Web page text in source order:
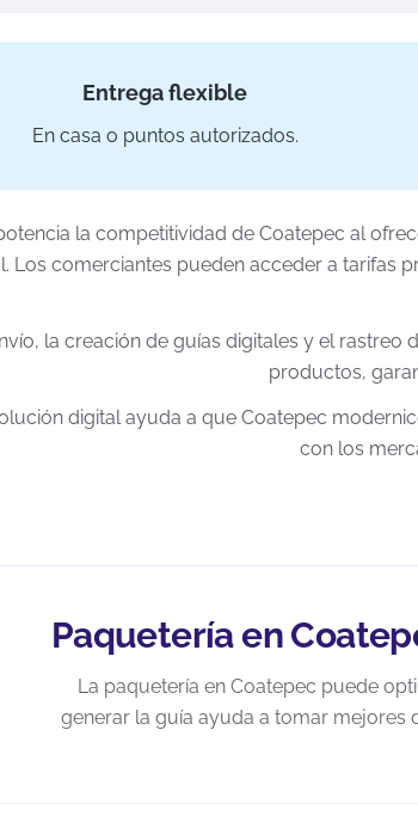
Entrega flexible
En casa o puntos autorizados.
la competitividad de Coatepec al
Los comerciantes pueden acceder a tarifas
la creación de guías digitales y el
productos,
digital ayuda a que Coatepec
con los
Paquetería en
La paquetería en Coatepec puede
generar la guía ayuda a tomar mejores